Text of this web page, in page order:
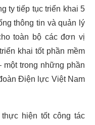
ty tiếp tục triển khai 5
thông tin và quản lý
toàn bộ các đơn vị
khai tốt phần mềm
trong những phần
Điện lực Việt Nam
hiện tốt công tác